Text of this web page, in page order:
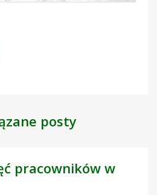
posty
pracowników w